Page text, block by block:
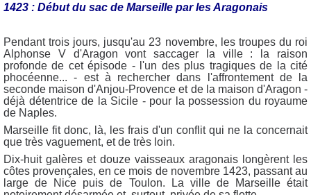
1423 : Début du sac de Marseille par les Aragonais
Pendant trois jours, jusqu'au 23 novembre, les troupes du roi
Alphonse V d'Aragon vont saccager la ville : la raison
profonde de cet épisode - l'un des plus tragiques de la cité
phocéenne... - est à rechercher dans l'affrontement de la
seconde maison d'Anjou-Provence et de la maison d'Aragon -
déjà détentrice de la Sicile - pour la possession du royaume
de Naples.
Marseille fit donc, là, les frais d'un conflit qui ne la concernait
que très vaguement, et de très loin.
Dix-huit galères et douze vaisseaux aragonais longèrent les
côtes provençales, en ce mois de novembre 1423, passant au
large de Nice puis de Toulon. La ville de Marseille était